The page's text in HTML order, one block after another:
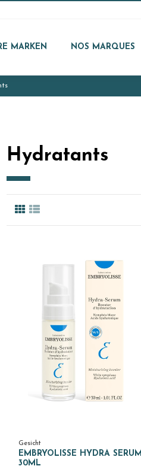
MARKEN NOS MARQUES
Hydratants
Gesicht
EMBRYOLISSE HYDRA SERUM
30ML